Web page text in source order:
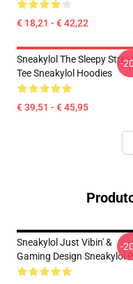
€ 18,21 - € 42,22
Sneakylol The Sleepy
Tee Sneakylol Hoodies
€ 39,51 - € 45,95
-
Sneakylol Just Vibin' &
Gaming Design Sneakylol
-